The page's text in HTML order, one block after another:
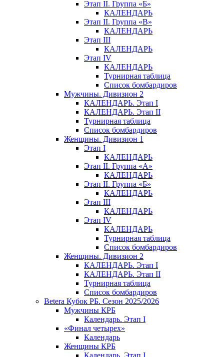
Этап II. Группа «Б»
КАЛЕНДАРЬ
Этап II. Группа «В»
КАЛЕНДАРЬ
Этап III
КАЛЕНДАРЬ
Этап IV
КАЛЕНДАРЬ
Турнирная таблица
Список бомбардиров
Мужчины. Дивизион 2
КАЛЕНДАРЬ. Этап I
КАЛЕНДАРЬ. Этап II
Турнирная таблица
Список бомбардиров
Женщины. Дивизион 1
Этап I
КАЛЕНДАРЬ
Этап II. Группа «А»
КАЛЕНДАРЬ
Этап II. Группа «Б»
КАЛЕНДАРЬ
Этап III
КАЛЕНДАРЬ
Этап IV
КАЛЕНДАРЬ
Турнирная таблица
Список бомбардиров
Женщины. Дивизион 2
КАЛЕНДАРЬ. Этап I
КАЛЕНДАРЬ. Этап II
Турнирная таблица
Список бомбардиров
Betera Кубок РБ. Сезон 2025/2026
Мужчины КРБ
Календарь. Этап I
«Финал четырех»
Календарь
Женщины КРБ
Календарь. Этап I